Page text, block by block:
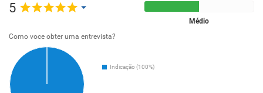
5
Médio
Como voce obter uma entrevista?
Indicação (100%)